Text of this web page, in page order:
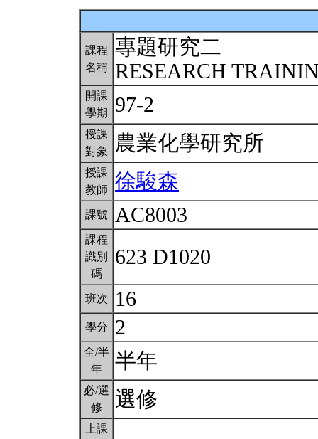
課程
名稱
專題研究二
RESEARCH
開課
學期
97-2
授課
對象
農業化學研究所
授課
教師
徐駿森
課號 AC8003
課程
識別
碼
623 D1020
班次 16
學分 2
全/半
年
半年
必/選
修
選修
上課